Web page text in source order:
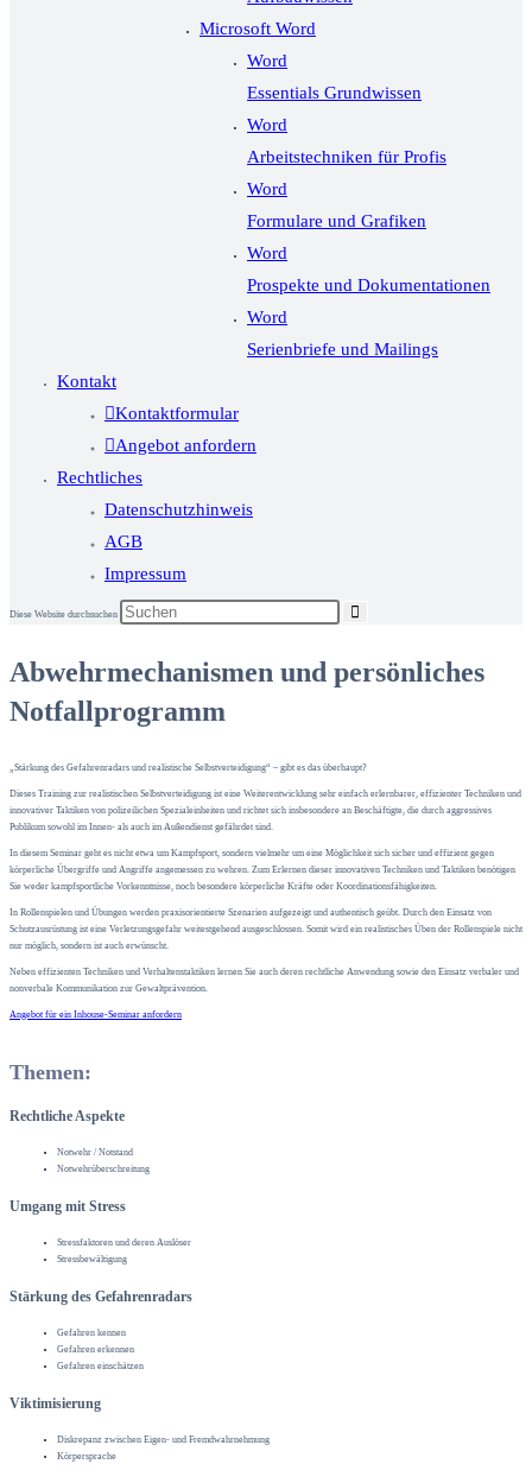
Microsoft Word
Word
Essentials Grundwissen
Word
Arbeitstechniken für Profis
Word
Formulare und Grafiken
Word
Prospekte und Dokumentationen
Word
Serienbriefe und Mailings
Kontakt
Kontaktformular
Angebot anfordern
Rechtliches
Datenschutzhinweis
AGB
Impressum
Diese Website durchsuchen
Abwehrmechanismen und persönliches
Notfallprogramm
„Stärkung des Gefahrenradars und realistische Selbstverteidigung“ – gibt es das überhaupt?
Dieses Training zur realistischen Selbstverteidigung ist eine Weiterentwicklung sehr einfach erlernbarer, effizienter Techniken und
innovativer Taktiken von polizeilichen Spezialeinheiten und richtet sich insbesondere an Beschäftigte, die durch aggressives
Publikum sowohl im Innen- als auch im Außendienst gefährdet sind.
In diesem Seminar geht es nicht etwa um Kampfsport, sondern vielmehr um eine Möglichkeit sich sicher und effizient gegen
körperliche Übergriffe und Angriffe angemessen zu wehren. Zum Erlernen dieser innovativen Techniken und Taktiken benötigen
Sie weder kampfsportliche Vorkenntnisse, noch besondere körperliche Kräfte oder Koordinationsfähigkeiten.
In Rollenspielen und Übungen werden praxisorientierte Szenarien aufgezeigt und authentisch geübt. Durch den Einsatz von
Schutzausrüstung ist eine Verletzungsgefahr weitestgehend ausgeschlossen. Somit wird ein realistisches Üben der Rollenspiele nicht
nur möglich, sondern ist auch erwünscht.
Neben effizienten Techniken und Verhaltenstaktiken lernen Sie auch deren rechtliche Anwendung sowie den Einsatz verbaler und
nonverbale Kommunikation zur Gewaltprävention.
Angebot für ein Inhouse-Seminar anfordern
Themen:
Rechtliche Aspekte
Notwehr / Notstand
Notwehrüberschreitung
Umgang mit Stress
Stressfaktoren und deren Auslöser
Stressbewältigung
Stärkung des Gefahrenradars
Gefahren kennen
Gefahren erkennen
Gefahren einschätzen
Viktimisierung
Diskrepanz zwischen Eigen- und Fremdwahrnehmung
Körpersprache